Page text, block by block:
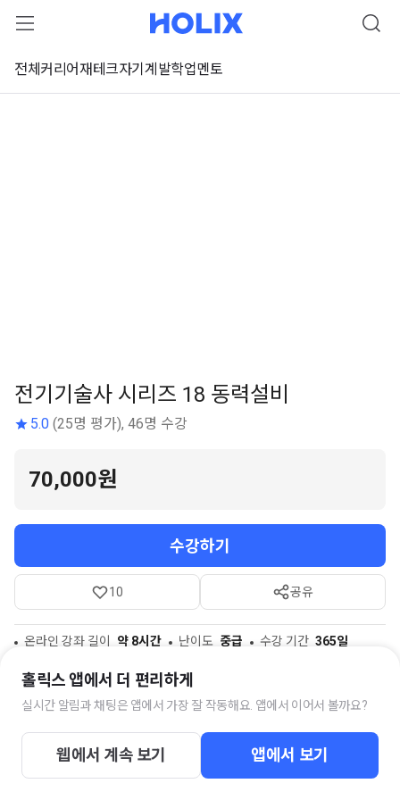
전체 커리어재테크자기계발학업멘토
전기기술사 시리즈 18 동력설비
5.0 (25명 평가), 46명 수강
70,000원
수강하기
10 공유
온라인 강좌 길이 약 8시간 난이도 중급 수강 기간 365일
박권배 전기기술사 수강생 스터디 클럽
홀릭스 앱에서 더 편리하게
실시간 알림과 채팅은 앱에서 가장 잘 작동해요. 앱에서 이어서 볼까요?
웹에서 계속 보기 앱에서 보기